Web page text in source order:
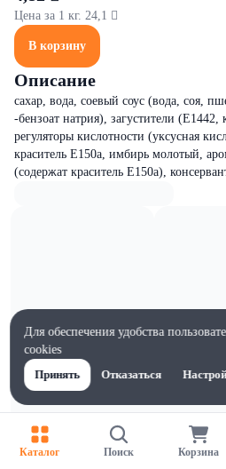
Цена за 1 кг. 24,1 
В корзину
Описание
сахар, вода, соевый соус (вода, соя,
-бензоат натрия), загустители (Е1442,
регуляторы кислотности (уксусная
краситель Е150а, имбирь молотый,
(содержат краситель Е150а),
Каталог Поиск Корзина
Для обеспечения удобства
cookies
Принять
Отказаться